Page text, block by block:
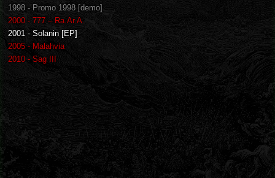
1998 - Promo 1998 [demo]
2000 - 777 – Ra.Ar.A.
2001 - Solanin [EP]
2005 - Malahvia
2010 - Sag III